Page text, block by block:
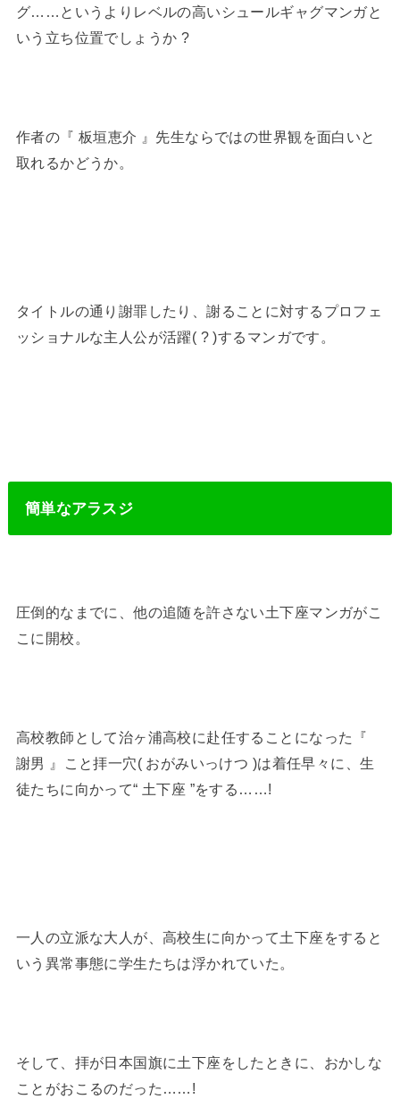
グ……というよりレベルの高いシュールギャグマンガと
いう立ち位置でしょうか ?
作者の『 板垣恵介 』先生ならではの世界観を面白いと
取れるかどうか。
タイトルの通り謝罪したり、謝ることに対するプロフェ
ッショナルな主人公が活躍( ? )するマンガです。
簡単なアラスジ
圧倒的なまでに、他の追随を許さない土下座マンガがこ
こに開校。
高校教師として治ヶ浦高校に赴任することになった『
謝男 』こと拝一穴( おがみいっけつ )は着任早々に、生
徒たちに向かって“ 土下座 ”をする……!
一人の立派な大人が、高校生に向かって土下座をすると
いう異常事態に学生たちは浮かれていた。
そして、拝が日本国旗に土下座をしたときに、おかしな
ことがおこるのだった……!